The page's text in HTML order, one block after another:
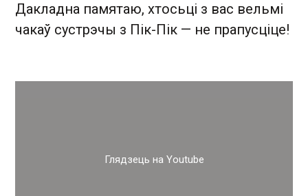
Дакладна памятаю, хтосьці з вас вельмі
чакаў сустрэчы з Пік-Пік — не прапусціце!
Глядзець на Youtube